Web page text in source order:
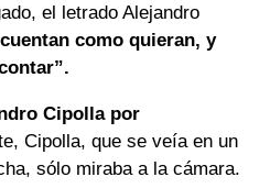
el letrado Alejandro
como quieran, y
Cipolla por
Cipolla, que se veía en un
sólo miraba a la cámara.